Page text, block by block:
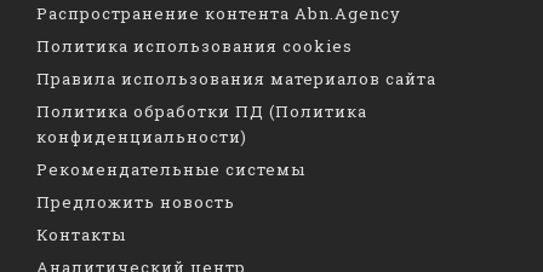
Распространение контента Abn.Agency
Политика использования cookies
Правила использования материалов сайта
Политика обработки ПД (Политика
конфиденциальности)
Рекомендательные системы
Предложить новость
Контакты
Аналитический центр